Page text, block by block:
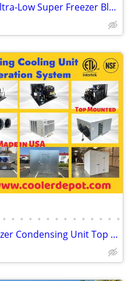
-40°C -65°C -86°C Ultra-Low Super Freezer Blast Chiller
• • • • • • • • • • • • • •
Walk in Cooler Freezer Condensing Unit Top Side Mounted